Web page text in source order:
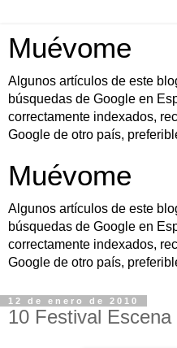
Muévome
Algunos artículos de este
búsquedas de Google en
correctamente indexados,
Google de otro país,
Muévome
Algunos artículos de este
búsquedas de Google en
correctamente indexados,
Google de otro país,
12 de enero de 2010
10 Festival